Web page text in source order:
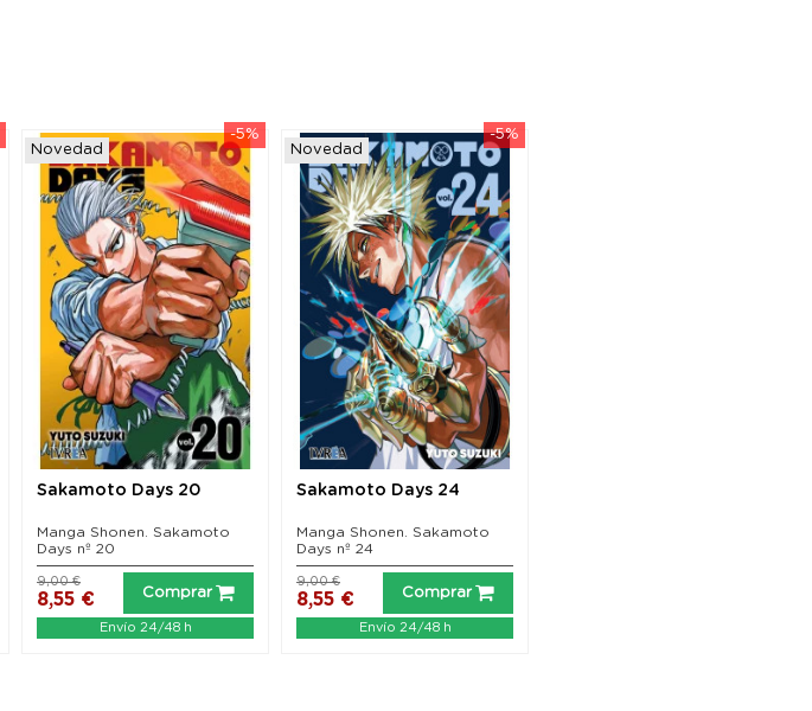
-5%
Novedad
Sakamoto Days 20
Manga Shonen. Sakamoto
Days nº 20
8,55 €
9,00 €
Comprar
Envío 24/48 h
-5%
Novedad
Sakamoto Days 24
Manga Shonen. Sakamoto
Days nº 24
8,55 €
9,00 €
Comprar
Envío 24/48 h